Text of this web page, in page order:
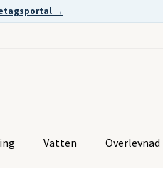
→
Vatten Överlevnad